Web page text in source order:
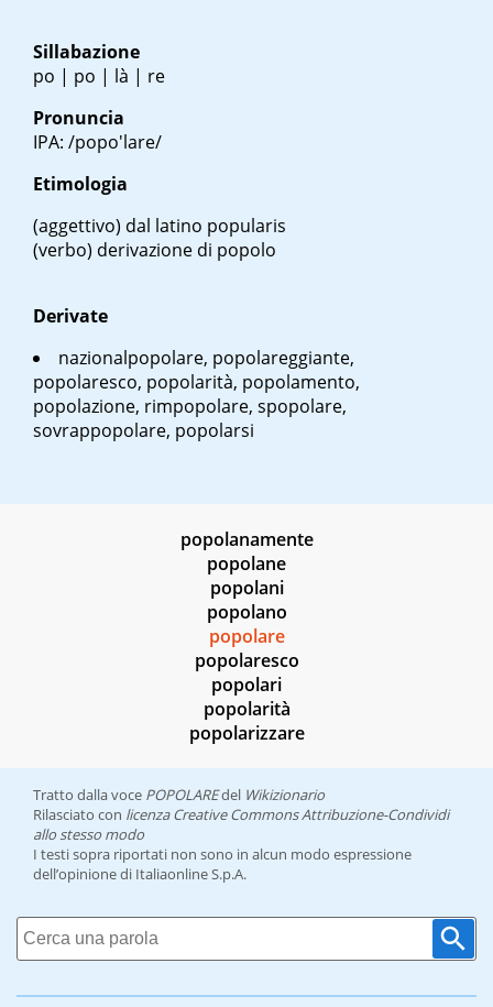
Sillabazione
po | po | là | re
Pronuncia
IPA: /popo'lare/
Etimologia
(aggettivo) dal latino popularis
(verbo) derivazione di popolo
Derivate
nazionalpopolare, popolareggiante,
popolaresco, popolarità, popolamento,
popolazione, rimpopolare, spopolare,
sovrappopolare, popolarsi
popolanamente
popolane
popolani
popolano
popolare
popolaresco
popolari
popolarità
popolarizzare
Tratto dalla voce POPOLAREdel Wikizionario
Rilasciato con licenza Creative Commons Attribuzione-Condividi
allo stesso modo
I testi sopra riportati non sono in alcun modo espressione
dell’opinione di Italiaonline S.p.A.